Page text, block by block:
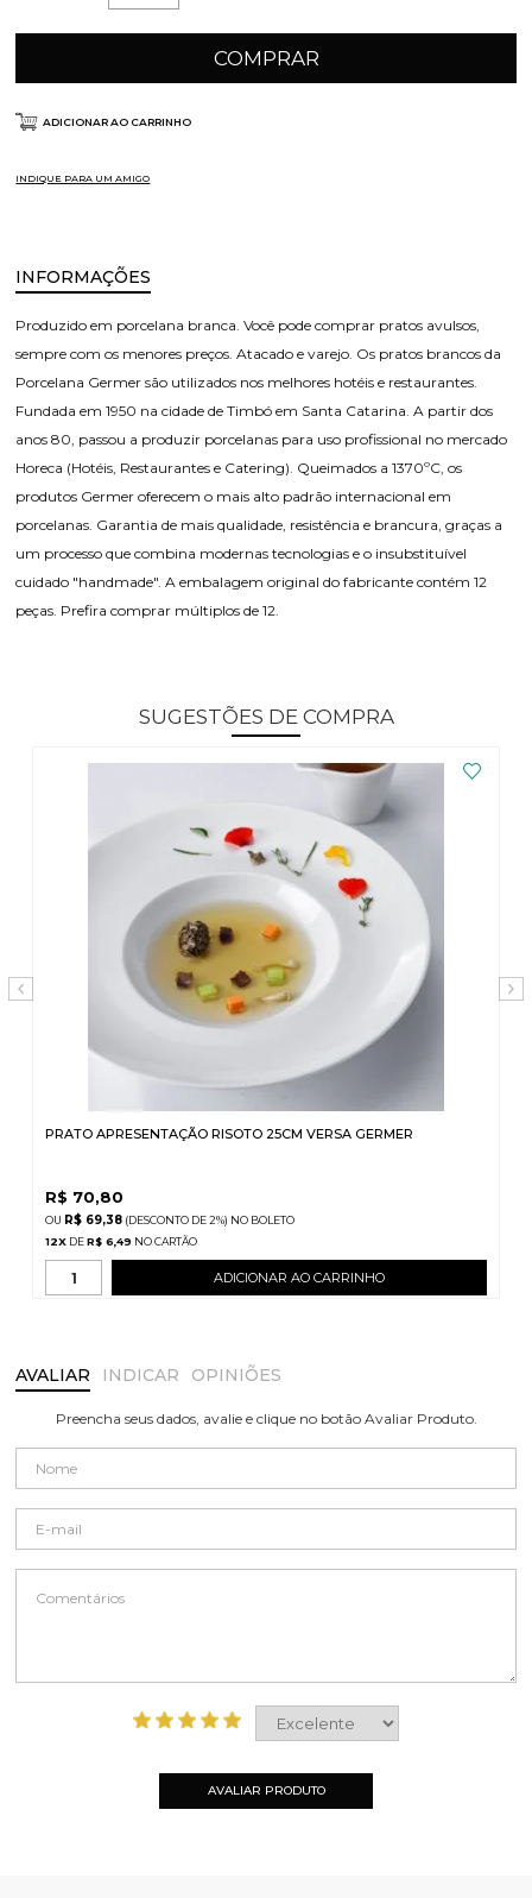
COMPRAR
ADICIONAR AO CARRINHO
INDIQUE PARA UM AMIGO
INFORMAÇÕES
Produzido em porcelana branca. Você pode comprar pratos avulsos,
sempre com os menores preços. Atacado e varejo. Os pratos brancos da
Porcelana Germer são utilizados nos melhores hotéis e restaurantes.
Fundada em 1950 na cidade de Timbó em Santa Catarina. A partir dos
anos 80, passou a produzir porcelanas para uso profissional no mercado
Horeca (Hotéis, Restaurantes e Catering). Queimados a 1370ºC, os
produtos Germer oferecem o mais alto padrão internacional em
porcelanas. Garantia de mais qualidade, resistência e brancura, graças a
um processo que combina modernas tecnologias e o insubstituível
cuidado "handmade". A embalagem original do fabricante contém 12
peças. Prefira comprar múltiplos de 12.
SUGESTÕES DE COMPRA
PRATO APRESENTAÇÃO RISOTO 25CM VERSA GERMER
R$ 70,80
R$ 69,38 (DESCONTO DE2%) NO BOLETO
12X DER$ 6,49
ADICIONAR AO CARRINHO
AVALIAR INDICAR OPINIÕES
Preencha seus dados, avalie e clique no botão Avaliar Produto.
AVALIAR PRODUTO